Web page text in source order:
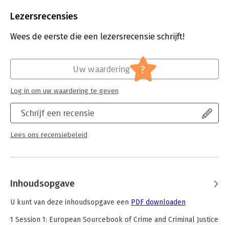
Uitgever:
Verschijningsdatum:
17-3-2025
Strafrecht - Internationaal strafrecht
Lezersrecensies
Wees de eerste die een lezersrecensie schrijft!
Schrijf een recensie
Lees ons recensiebeleid
Uw waardering ?
Log in om uw waardering te geven
Inhoudsopgave
U kunt van deze inhoudsopgave een PDF downloaden
1 Session 1: European Sourcebook of Crime and Criminal Justice